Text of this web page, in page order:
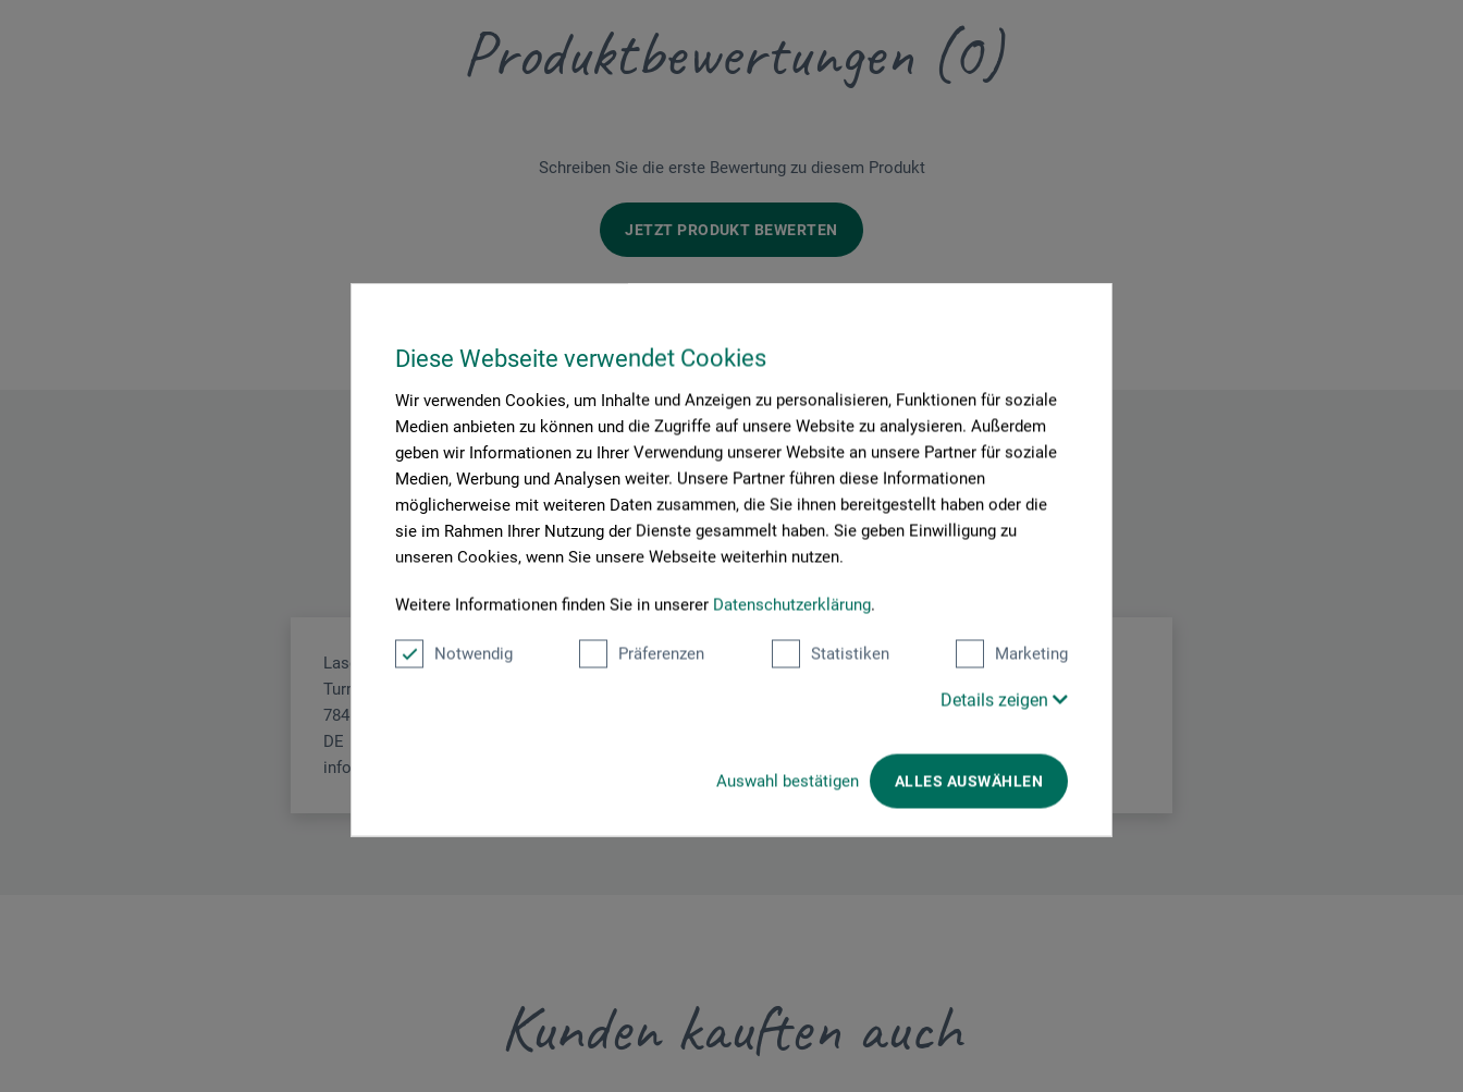
Diese Webseite verwendet Cookies
Wir verwenden Cookies, um Inhalte und Anzeigen zu personalisieren, Funktionen für soziale
Medien anbieten zu können und die Zugriffe auf unsere Website zu analysieren. Außerdem
geben wir Informationen zu Ihrer Verwendung unserer Website an unsere Partner für soziale
Medien, Werbung und Analysen weiter. Unsere Partner führen diese Informationen
möglicherweise mit weiteren Daten zusammen, die Sie ihnen bereitgestellt haben oder die
sie im Rahmen Ihrer Nutzung der Dienste gesammelt haben. Sie geben Einwilligung zu
unseren Cookies, wenn Sie unsere Webseite weiterhin nutzen.
Weitere Informationen finden Sie in unserer Datenschutzerklärung.
Notwendig Präferenzen Statistiken Marketing
Details zeigen
Auswahl bestätigen ALLES AUSWÄHLEN
Produktbewertungen (0)
Schreiben Sie die erste Bewertung zu diesem Produkt
JETZT PRODUKT BEWERTEN
Hersteller-Kontakt
Lascaux Colours & Restauro Europe GmbH
Turmstr. 11
78467 Konstanz
DE
info@lascaux.de
Kunden kauften auch